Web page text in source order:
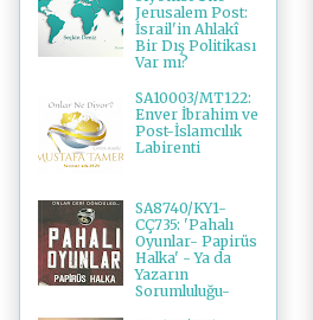
Jerusalem Post:
İsrail'in Ahlakî
Bir Dış Politikası
Var mı?
SA10003/MT122:
Enver İbrahim ve
Post-İslamcılık
Labirenti
SA8740/KY1-
CÇ735: 'Pahalı
Oyunlar- Papirüs
Halka' - Ya da
Yazarın
Sorumluluğu-